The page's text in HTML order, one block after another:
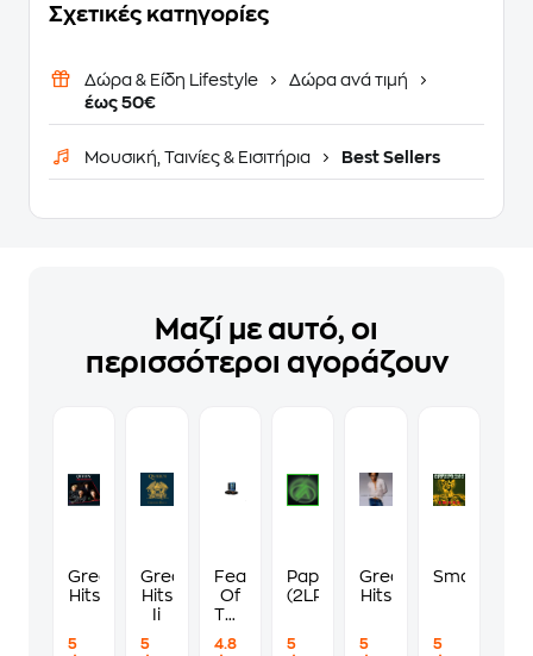
Σχετικές κατηγορίες
Δώρα & Είδη Lifestyle
Δώρα ανά τιμή
έως 50€
Μουσική, Ταινίες & Εισιτήρια Best Sellers
Μαζί με αυτό, οι
περισσότεροι αγοράζουν
Greatest
Hits
5
Greatest
Hits
Ii
5
Fear
Of
The
4.8
Papercuts
(2LP)
5
Greatest
Hits
5
Smash
5